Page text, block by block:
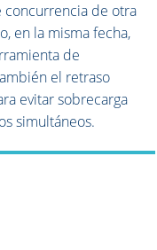
concurrencia de otra
en la misma fecha,
de
el retraso
evitar sobrecarga
simultáneos.